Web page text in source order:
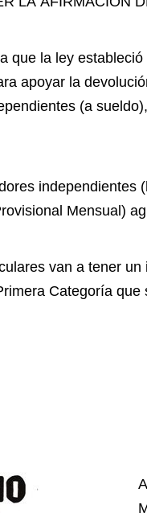
que la ley
apoyar la
(a
independientes
Mensual)
van a tener
Categoría que